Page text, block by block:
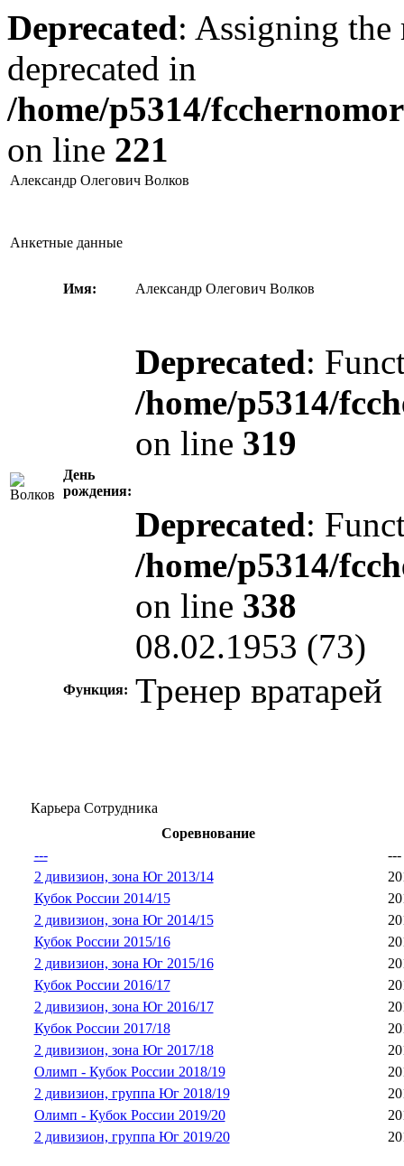
Deprecated: Assigning the
deprecated in
/home/p5314/
on line 221
Александр Олегович Волков
Анкетные данные
Имя: Александр Олегович Волков
День
рождения:
Deprecated:
/home/p5314/
on line 319
Deprecated:
/home/p5314/
on line 338
08.02.1953 (73)
Функция: Тренер вратарей
Карьера Сотрудника
Соревнование
---
---
2 дивизион, зона Юг 2013/14
Кубок России 2014/15
2 дивизион, зона Юг 2014/15
Кубок России 2015/16
2 дивизион, зона Юг 2015/16
Кубок России 2016/17
2 дивизион, зона Юг 2016/17
Кубок России 2017/18
2 дивизион, зона Юг 2017/18
Олимп - Кубок России 2018/19
2 дивизион, группа Юг 2018/19
Олимп - Кубок России 2019/20
2 дивизион, группа Юг 2019/20